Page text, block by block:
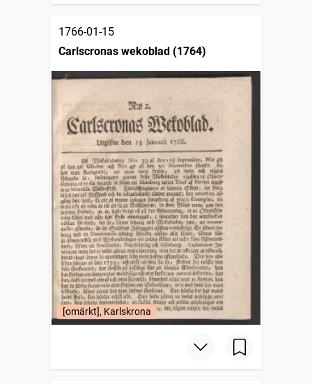
1766-01-15
Carlscronas wekoblad (1764)
[omärkt], Karlskrona